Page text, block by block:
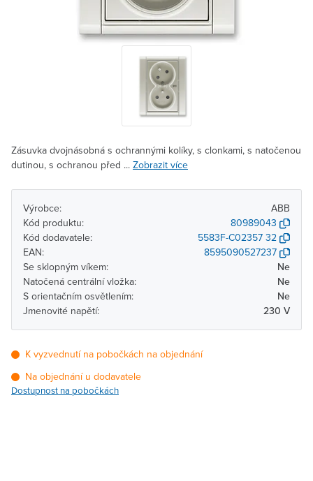
Zásuvka dvojnásobná s ochrannými kolíky, s clonkami, s natočenou
dutinou, s ochranou před ... Zobrazit více
Výrobce:
ABB
Kód produktu:
80989043
Kód dodavatele:
5583F-C02357 32
EAN:
8595090527237
Se sklopným víkem:
Ne
Natočená centrální vložka:
Ne
S orientačním osvětlením:
Ne
Jmenovité napětí:
230 V
K vyzvednutí na pobočkách na objednání
Na objednání u dodavatele
Dostupnost na pobočkách